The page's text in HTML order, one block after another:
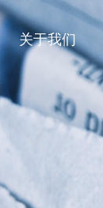
关于我们